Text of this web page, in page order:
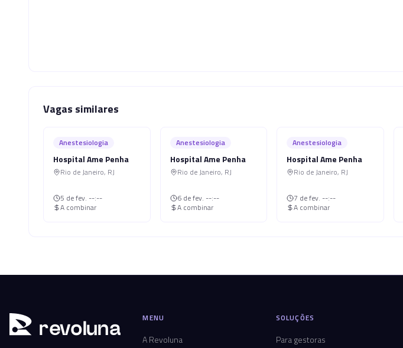
Vagas similares
Anestesiologia
Hospital Ame Penha
Rio de Janeiro, RJ
5 de fev. --:--
A combinar
Anestesiologia
Hospital Ame Penha
Rio de Janeiro, RJ
6 de fev. --:--
A combinar
Anestesiologia
Hospital Ame Penha
Rio de Janeiro, RJ
7 de fev. --:--
A combinar
revoluna MENU
A Revoluna
SOLUÇÕES
Para gestoras